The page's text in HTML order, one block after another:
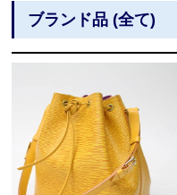
ブランド品 (全て)